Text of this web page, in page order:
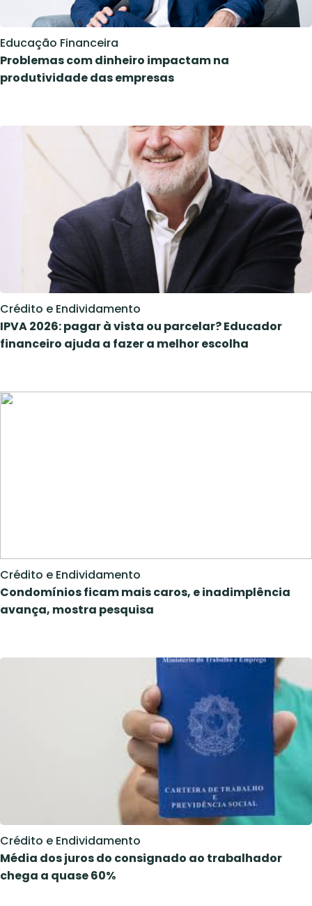
Educação Financeira
Problemas com dinheiro impactam na
produtividade das empresas
Crédito e Endividamento
IPVA 2026: pagar à vista ou parcelar? Educador
financeiro ajuda a fazer a melhor escolha
Crédito e Endividamento
Condomínios ficam mais caros, e inadimplência
avança, mostra pesquisa
Crédito e Endividamento
Média dos juros do consignado ao trabalhador
chega a quase 60%